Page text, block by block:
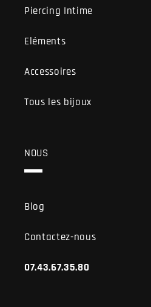
Piercing Intime
Eléments
Accessoires
Tous les bijoux
NOUS
Blog
Contactez-nous
07.43.67.35.80